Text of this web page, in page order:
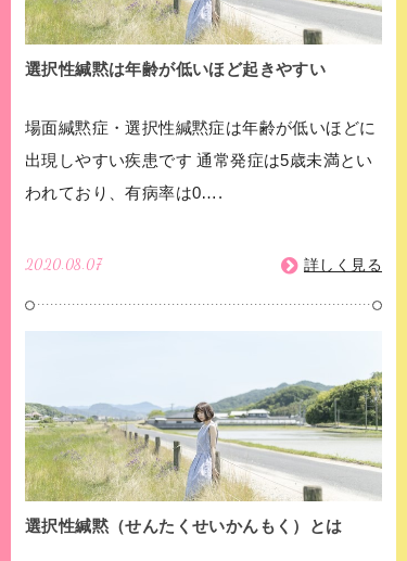
選択性緘黙は年齢が低いほど起きやすい
場面緘黙症・選択性緘黙症は年齢が低いほどに
出現しやすい疾患です 通常発症は5歳未満とい
われており、有病率は0….
2020.08.07 詳しく見る
選択性緘黙（せんたくせいかんもく）とは